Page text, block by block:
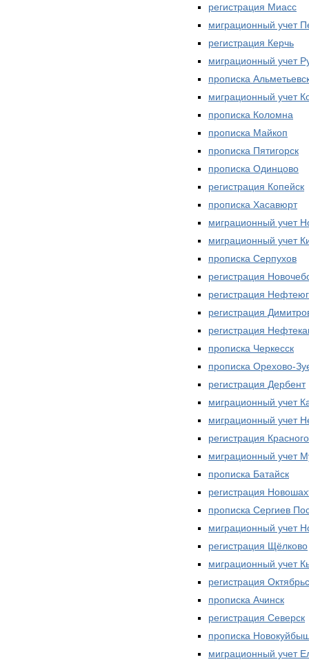
регистрация Миасс
миграционный учет
регистрация Керчь
миграционный учет
прописка
миграционный учет
прописка Коломна
прописка Майкоп
прописка Пятигорск
прописка Одинцово
регистрация Копейск
прописка Хасавюрт
миграционный учет
миграционный учет
прописка Серпухов
регистрация
регистрация
регистрация
регистрация
прописка Черкесск
прописка Орехово-
регистрация Дербент
миграционный учет
миграционный учет
регистрация
миграционный учет
прописка Батайск
регистрация
прописка Сергиев
миграционный учет
регистрация Щёлково
миграционный учет
регистрация
прописка Ачинск
регистрация Северск
прописка
миграционный учет